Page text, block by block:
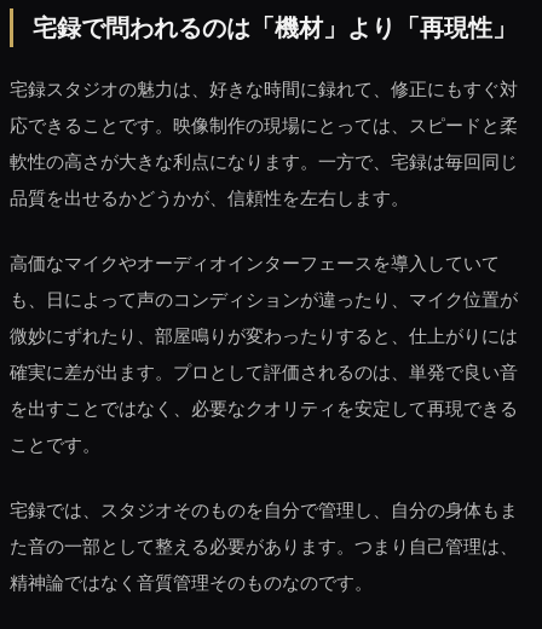
宅録で問われるのは「機材」より「再現性」
宅録スタジオの魅力は、好きな時間に録れて、修正にもすぐ対
応できることです。映像制作の現場にとっては、スピードと柔
軟性の高さが大きな利点になります。一方で、宅録は毎回同じ
品質を出せるかどうかが、信頼性を左右します。
高価なマイクやオーディオインターフェースを導入していて
も、日によって声のコンディションが違ったり、マイク位置が
微妙にずれたり、部屋鳴りが変わったりすると、仕上がりには
確実に差が出ます。プロとして評価されるのは、単発で良い音
を出すことではなく、必要なクオリティを安定して再現できる
ことです。
宅録では、スタジオそのものを自分で管理し、自分の身体もま
た音の一部として整える必要があります。つまり自己管理は、
精神論ではなく音質管理そのものなのです。